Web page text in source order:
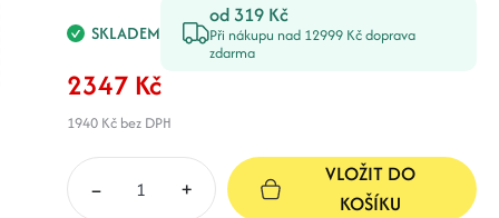
SKLADEM
od 319 Kč
Při nákupu nad 12999 Kč doprava
zdarma
2347 Kč
1940 Kčbez DPH
– +
VLOŽIT DO
KOŠÍKU